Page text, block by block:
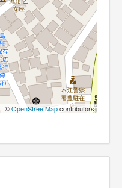
| ©OpenStreetMapcontributors